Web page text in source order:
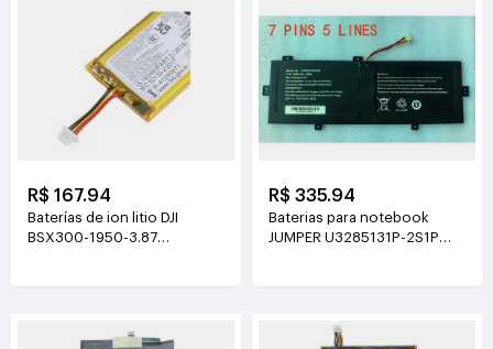
R$ 167.94
Baterías de ion litio DJI
BSX300-1950-3.87
R$ 335.94
Baterias para notebook
JUMPER U3285131P-2S1P